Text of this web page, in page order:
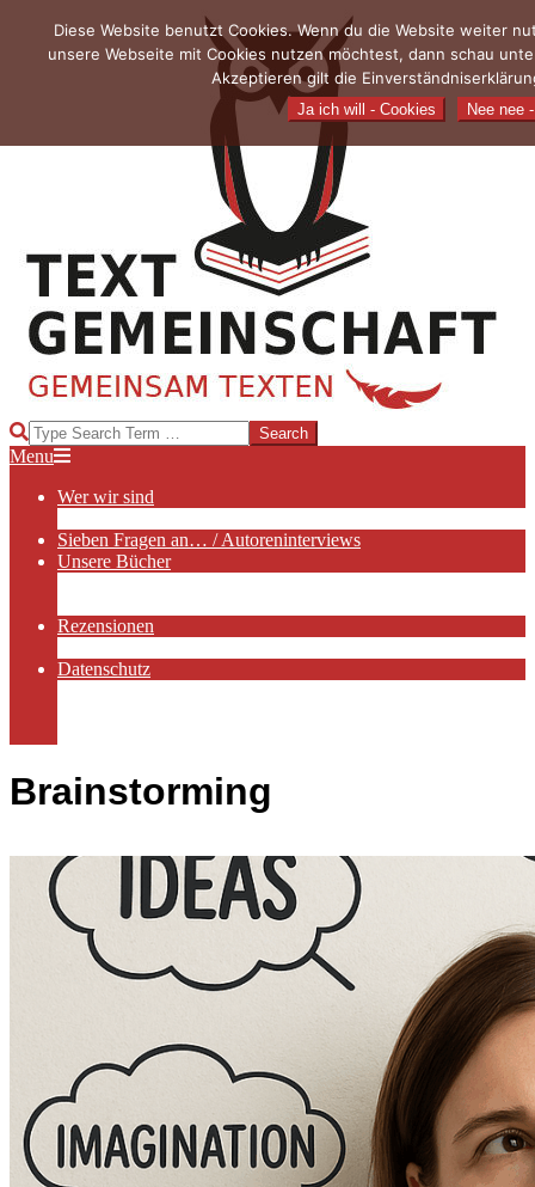
content
TEXTGEMEINSCHAFT
Search
Primary
Menu
Menu
Wer wir sind
Sieben Fragen an… / Autoreninterviews
Unsere Bücher
Rezensionen
Datenschutz
Brainstorming
Diese Website benutzt Cookies. Wenn du die Website weiter
unsere Webseite mit Cookies nutzen möchtest, dann schau
Akzeptieren gilt die
Ja ich will - Cookies Nee nee